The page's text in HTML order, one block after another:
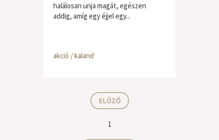
halálosan unja magát, egészen
addig, amíg egy éjjel egy...
akció / kaland
ELŐZŐ
1